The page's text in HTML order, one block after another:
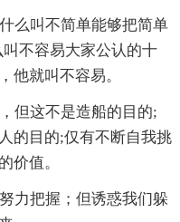
么叫不简单能够把简单
不容易大家公认的十
他就叫不容易。
但这不是造船的目的;
的目的;仅有不断自我挑
价值。
力把握；但诱惑我们躲